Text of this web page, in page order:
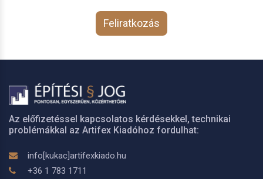
Feliratkozás
Az előfizetéssel kapcsolatos kérdésekkel, technikai
problémákkal az Artifex Kiadóhoz fordulhat:
info[kukac]artifexkiado.hu
+36 1 783 1711